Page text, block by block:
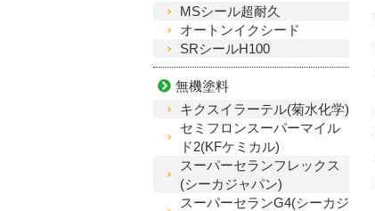
MSシール超耐久
オートンイクシード
SRシールH100
無機塗料
キクスイラーテル(菊水化学)
セミフロンスーパーマイル
ド2(KFケミカル)
スーパーセランフレックス
(シーカジャパン)
スーパーセランG4(シーカジ